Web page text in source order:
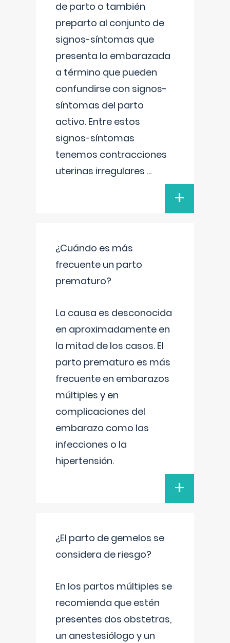
de parto o también
preparto al conjunto de
signos-síntomas que
presenta la embarazada
a término que pueden
confundirse con signos-
síntomas del parto
activo. Entre estos
signos-síntomas
tenemos contracciones
uterinas irregulares ...
+
¿Cuándo es más
frecuente un parto
prematuro?
La causa es desconocida
en aproximadamente en
la mitad de los casos. El
parto prematuro es más
frecuente en embarazos
múltiples y en
complicaciones del
embarazo como las
infecciones o la
hipertensión.
+
¿El parto de gemelos se
considera de riesgo?
En los partos múltiples se
recomienda que estén
presentes dos obstetras,
un anestesiólogo y un